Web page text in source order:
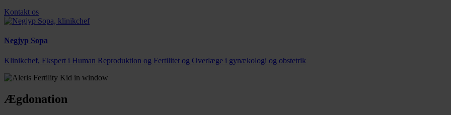
Kontakt os
Negjyp Sopa
Klinikchef, Ekspert i Human Reproduktion og Fertilitet og Overlæge i gynækologi og obstetrik
Ægdonation